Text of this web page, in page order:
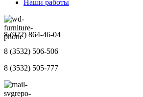
Наши работы
8 (922) 864-46-04
8 (3532) 506-506
8 (3532) 505-777